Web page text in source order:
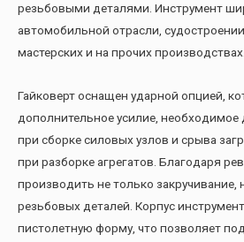
резьбовыми деталями. Инструмент
автомобильной отрасли,
мастерских и на прочих производствах.
Гайковерт оснащен ударной опцией,
дополнительное усилие, необходимое
при сборке силовых узлов и срыва
при разборке агрегатов. Благодаря
производить не только закручивание,
резьбовых деталей. Корпус
пистолетную форму, что позволяет